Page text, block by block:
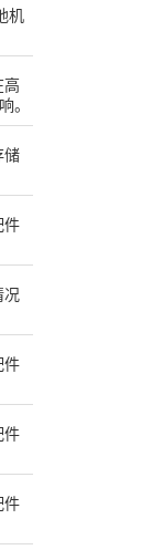
机
高
。
储
件
况
件
件
件